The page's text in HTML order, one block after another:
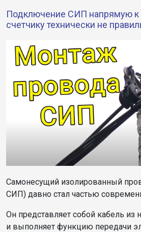
Подключение СИП напрямую к
счетчику технически не
Самонесущий изолированный
СИП) давно стал частью
Он представляет собой кабель из
и выполняет функцию передачи